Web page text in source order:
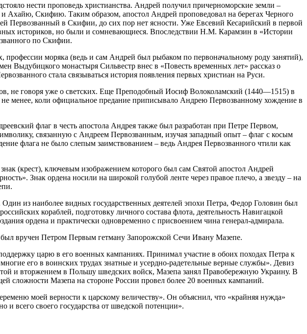
нести проповедь христианства. Андрей получил причерноморские земли –
Скифию. Таким образом, апостол Андрей проповедовал на берегах Черного
Первозванный в Скифии, до сих пор нет ясности. Уже Евсевий Кесарийский в первой
историков, но были и сомневающиеся. Впоследствии Н.М. Карамзин в «Истории
по Скифии.
моряка (ведь и сам Андрей был рыбаком по первоначальному роду занятий),
Выдубицкого монастыря Сильвестр внес в «Повесть временных лет» рассказ о
стала связываться история появления первых христиан на Руси.
не говоря уже о светских. Еще Преподобный Иосиф Волоколамский (1440—1515) в
менее, коли официальное предание приписывало Андрею Первозванному хождение в
флаг в честь апостола Андрея также был разработан при Петре Первом,
связанную с Андреем Первозванным, изучая западный опыт – флаг с косым
флага не было слепым заимствованием – ведь Андрея Первозванного чтили как
(крест), ключевым изображением которого был сам Святой апостол Андрей
Знак ордена носили на широкой голубой ленте через правое плечо, а звезду – на
из наиболее видных государственных деятелей эпохи Петра, Федор Головин был
кораблей, подготовку личного состава флота, деятельность Навигацкой
ордена и практически одновременно с присвоением чина генерал-адмирала.
вручен Петром Первым гетману Запорожской Сечи Ивану Мазепе.
царю в его военных кампаниях. Принимал участие в обоих походах Петра к
его в воинских трудах знатные и усердно-радетельные верные службы». Девиз
и вторжением в Польшу шведских войск, Мазепа занял Правобережную Украину. В
сложности Мазепа на стороне России провел более 20 военных кампаний.
моей верности к царскому величеству». Он объяснил, что «крайняя нужда»
всего своего государства от шведской потенции».